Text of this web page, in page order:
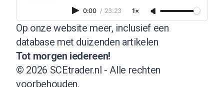
0:00 / 23:23 1×
Op onze website meer, inclusief een
database met duizenden artikelen
Tot morgen iedereen!
© 2026 SCEtrader.nl - Alle rechten
voorbehouden.